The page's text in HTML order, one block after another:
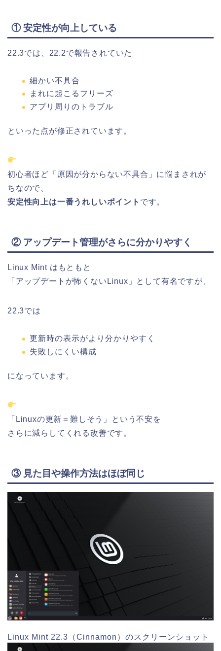
① 安定性が向上している
22.3では、22.2で報告されていた
細かい不具合
まれに起こるフリーズ
アプリ周りのトラブル
といった点が修正されています。
初心者ほど「原因が分からない不具合」に悩まされが
ちなので、
安定性向上は一番うれしいポイント です。
② アップデート管理がさらに分かりやすく
Linux Mint はもともと
「アップデートが怖くないLinux」として有名ですが、
22.3では
更新時の表示がより分かりやすく
失敗しにくい構成
になっています。
「Linuxの更新＝難しそう」という不安を
さらに減らしてくれる改善です。
③ 見た目や操作方法はほぼ同じ
Linux Mint 22.3（Cinnamon）のスクリーンショット